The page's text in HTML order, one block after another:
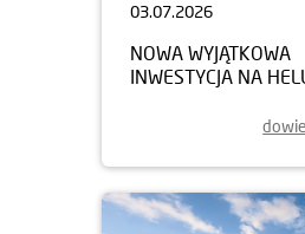
03.07.2026
NOWA WYJĄTKOWA
INWESTYCJA NA